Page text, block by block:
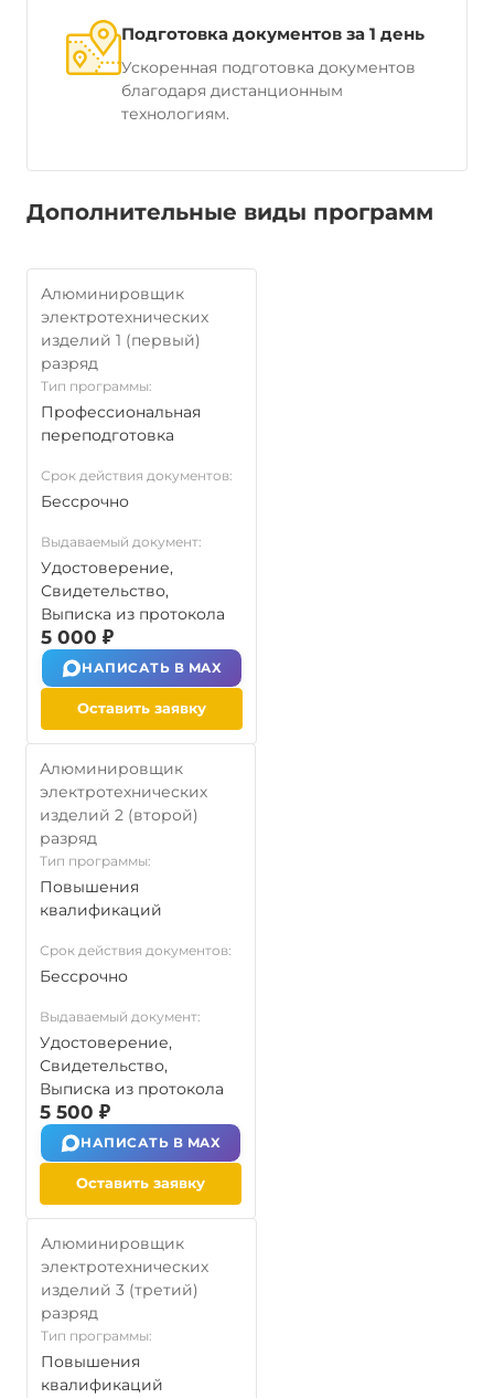
Подготовка документов за 1 день
Ускоренная подготовка документов
благодаря дистанционным
технологиям.
Дополнительные виды программ
Алюминировщик
электротехнических
изделий 1 (первый)
разряд
Тип программы:
Профессиональная
переподготовка
Срок действия документов:
Бессрочно
Выдаваемый документ:
Удостоверение,
Свидетельство,
Выписка из протокола
5 000 ₽
НАПИСАТЬ В MAX
Оставить заявку
Алюминировщик
электротехнических
изделий 2 (второй)
разряд
Тип программы:
Повышения
квалификаций
Срок действия документов:
Бессрочно
Выдаваемый документ:
Удостоверение,
Свидетельство,
Выписка из протокола
5 500 ₽
НАПИСАТЬ В MAX
Оставить заявку
Алюминировщик
электротехнических
изделий 3 (третий)
разряд
Тип программы:
Повышения
квалификаций